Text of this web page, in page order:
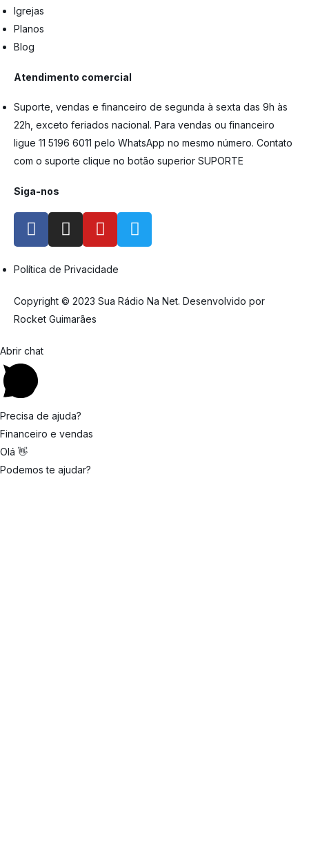
Igrejas
Planos
Blog
Atendimento comercial
Suporte, vendas e financeiro de segunda à sexta das 9h às
22h, exceto feriados nacional. Para vendas ou financeiro
ligue 11 5196 6011 pelo WhatsApp no mesmo número. Contato
com o suporte clique no botão superior SUPORTE
Siga-nos
Política de Privacidade
Copyright © 2023 Sua Rádio Na Net. Desenvolvido por
Rocket Guimarães
Abrir chat
Precisa de ajuda?
Financeiro e vendas
Olá 👋
Podemos te ajudar?